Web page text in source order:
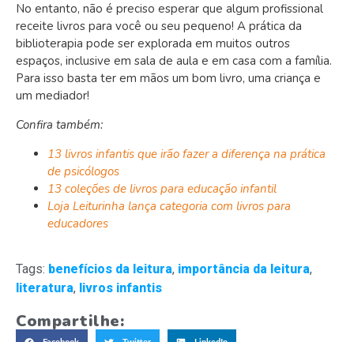
No entanto, não é preciso esperar que algum profissional
receite livros para você ou seu pequeno! A prática da
biblioterapia pode ser explorada em muitos outros
espaços, inclusive em sala de aula e em casa com a família.
Para isso basta ter em mãos um bom livro, uma criança e
um mediador!
Confira também:
13 livros infantis que irão fazer a diferença na prática
de psicólogos
13 coleções de livros para educação infantil
Loja Leiturinha lança categoria com livros para
educadores
Tags: benefícios da leitura, importância da leitura,
literatura, livros infantis
Compartilhe: